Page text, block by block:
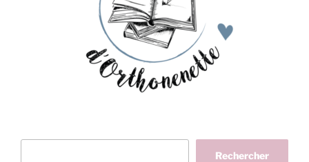
Rechercher